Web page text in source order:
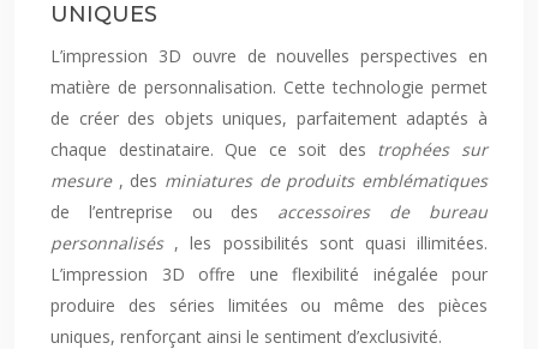
UNIQUES
L’impression 3D ouvre de nouvelles perspectives en
matière de personnalisation. Cette technologie permet
de créer des objets uniques, parfaitement adaptés à
chaque destinataire. Que ce soit des trophées sur
mesure , des miniatures de produits emblématiques
de l’entreprise ou des accessoires de bureau
personnalisés , les possibilités sont quasi illimitées.
L’impression 3D offre une flexibilité inégalée pour
produire des séries limitées ou même des pièces
uniques, renforçant ainsi le sentiment d’exclusivité.